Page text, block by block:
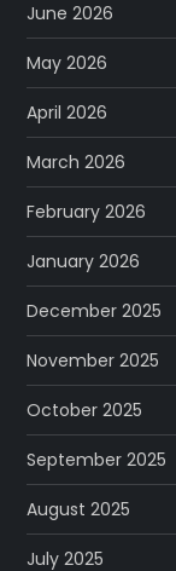
June 2026
May 2026
April 2026
March 2026
February 2026
January 2026
December 2025
November 2025
October 2025
September 2025
August 2025
July 2025